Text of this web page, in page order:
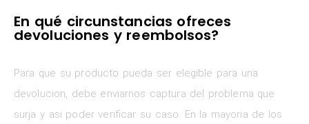
En qué circunstancias ofreces
devoluciones y reembolsos?
Para que su producto pueda ser elegible para una
devolucion, debe enviarnos captura del problema que
surja y asi poder verificar su caso. En la mayoria de los